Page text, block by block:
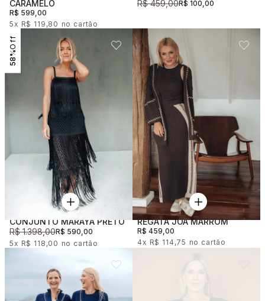
CARAMELO
R$ 599,00
5x R$ 119,80
R$ 459,00R$ 100,00
58%
CONJUNTO MARAYA PRETO
R$ 1.398,00R$ 590,00
5x R$ 118,00
REGATA JOÁ MARROM
R$ 459,00
4x R$ 114,75